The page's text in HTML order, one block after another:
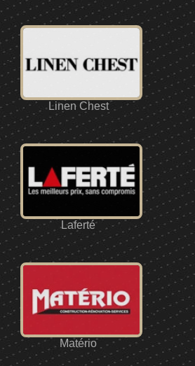
Linen Chest
Laferté
Matério